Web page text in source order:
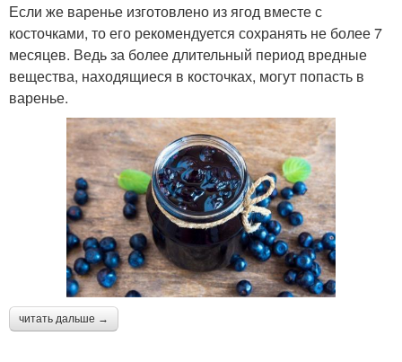
Варение из земляники Варение из ежевики
Яблочное варение Варение из яблок
Варение с корицей Варение на сковороде
Прозрачное варение
Если же варенье изготовлено из ягод вместе с
косточками, то его рекомендуется сохранять не более 7
месяцев. Ведь за более длительный период вредные
вещества, находящиеся в косточках, могут попасть в
варенье.
читать дальше →